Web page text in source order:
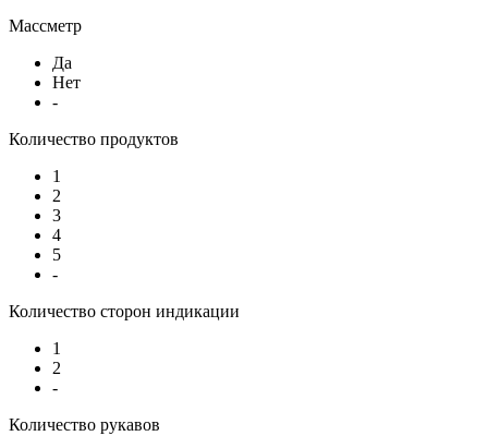
Массметр
Да
Нет
-
Количество продуктов
1
2
3
4
5
-
Количество сторон индикации
1
2
-
Количество рукавов